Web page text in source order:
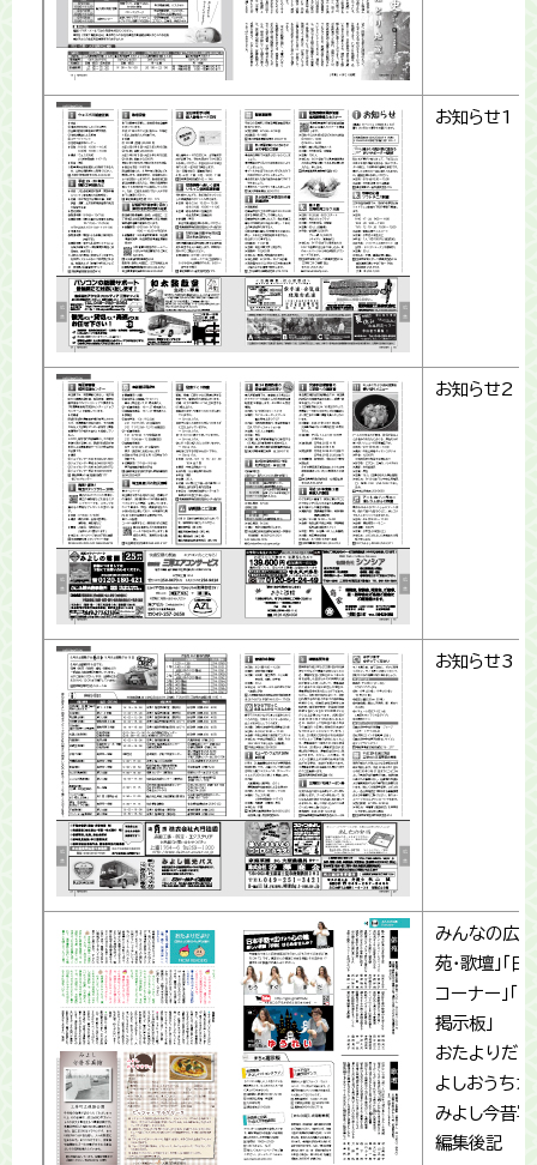
お知らせ1
お知らせ2
お知らせ3
みんなの広場
苑・歌壇」「
コーナー」「
掲示板」
おたよりだよ
よしおうちカ
みよし今昔写
編集後記